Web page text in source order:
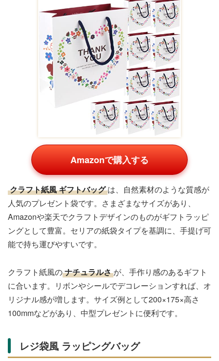
Amazonで購入する
クラフト紙風 ギフトバッグ は、自然素材のような質感が
人気のプレゼント袋です。さまざまなサイズがあり、
Amazonや楽天でクラフトデザインのものがギフトラッピ
ングとして豊富。セリアの紙袋タイプを基調に、手提げ可
能で持ち運びやすいです。
クラフト紙風のナチュラルさ が、手作り感のあるギフト
に合います。リボンやシールでデコレーションすれば、オ
リジナル感が増します。サイズ例として200×175×高さ
100mmなどがあり、中型プレゼントに便利です。
レジ袋風 ラッピングバッグ